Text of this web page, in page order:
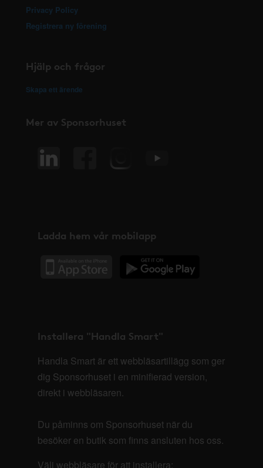
Privacy Policy
Registrera ny förening
Hjälp och frågor
Skapa ett ärende
Mer av Sponsorhuset
Ladda hem vår mobilapp
Installera "Handla Smart"
Handla Smart är ett webbläsartillägg som ger
dig Sponsorhuset i en minifierad version,
direkt i webbläsaren.
Du påminns om Sponsorhuset när du
besöker en butik som finns ansluten hos oss.
Välj webbläsare för att installera: